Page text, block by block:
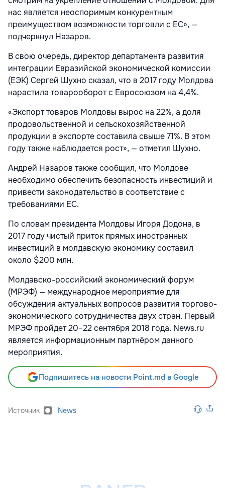
нас является неоспоримым конкурентным
преимуществом возможности торговли с ЕС», —
подчеркнул Назаров.
В свою очередь, директор департамента развития
интеграции Евразийской экономической комиссии
(ЕЭК) Сергей Шухно сказал, что в 2017 году Молдова
нарастила товарооборот с Евросоюзом на 4,4%.
«Экспорт товаров Молдовы вырос на 22%, а доля
продовольственной и сельскохозяйственной
продукции в экспорте составила свыше 71%. В этом
году также наблюдается рост», — отметил Шухно.
Андрей Назаров также сообщил, что Молдове
необходимо обеспечить безопасность инвестиций и
привести законодательство в соответствие с
требованиями ЕС.
По словам президента Молдовы Игоря Додона, в
2017 году чистый приток прямых иностранных
инвестиций в молдавскую экономику составил
около $200 млн.
Молдавско-российский экономический форум
(МРЭФ) — международное мероприятие для
обсуждения актуальных вопросов развития торгово-
экономического сотрудничества двух стран. Первый
МРЭФ пройдет 20–22 сентября 2018 года. News.ru
является информационным партнёром данного
мероприятия.
Подпишитесь на новости Point.md в Google
Источник News